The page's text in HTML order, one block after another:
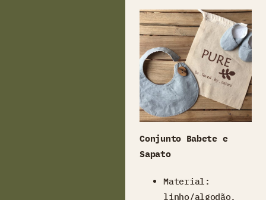
Conjunto Babete e
Sapato
Material:
linho/algodão,